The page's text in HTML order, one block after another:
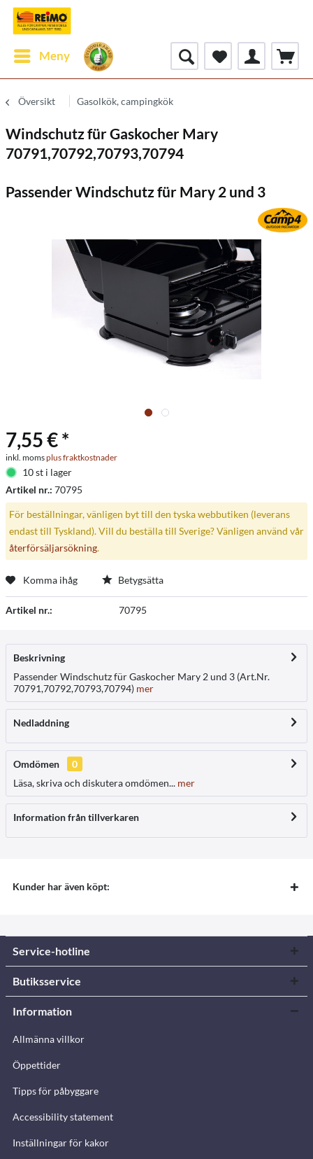
Meny
Översikt Gasolkök, campingkök
Windschutz für Gaskocher Mary
70791,70792,70793,70794
Passender Windschutz für Mary 2 und 3
7,55 € *
inkl. momsplus fraktkostnader
10 st i lager
Artikel nr.: 70795
För beställningar, vänligen byt till den tyska webbutiken (leverans
endast till Tyskland). Vill du beställa till Sverige? Vänligen använd vår
återförsäljarsökning.
Komma ihåg Betygsätta
Artikel nr.: 70795
Beskrivning
Passender Windschutz für Gaskocher Mary 2 und 3 (Art.Nr.
70791,70792,70793,70794) mer
Nedladdning
Omdömen
0
Läsa, skriva och diskutera omdömen... mer
Information från tillverkaren
Kunder har även köpt:
Service-hotline
Butiksservice
Information
Allmänna villkor
Öppettider
Tipps för påbyggare
Accessibility statement
Inställningar för kakor